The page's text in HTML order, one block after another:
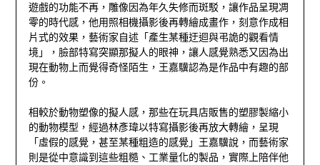
遊戲的功能不再，雕像因為年久失修而斑駁，讓作品呈現凋
零的時代感，他用照相機攝影後再轉繪成畫作，刻意作成相
片式的效果，藝術家自述「產生某種迂迴與弔詭的觀看情
境」，臉部特寫突顯那擬人的眼神，讓人感覺熟悉又因為出
現在動物上而覺得奇怪陌生，王嘉驥認為是作品中有趣的部
份。
相較於動物塑像的擬人感，那些在玩具店販售的塑膠製縮小
的動物模型，經過林彥瑋以特寫攝影後再放大轉繪，呈現
「虛假的感覺，甚至某種粗造的感覺」王嘉驥說，而藝術家
則是從中意識到這些粗糙、工業量化的製品，實際上陪伴他